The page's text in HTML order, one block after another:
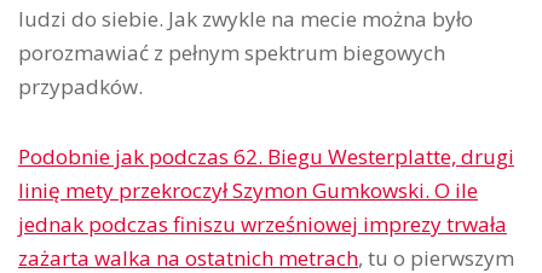
ludzi do siebie. Jak zwykle na mecie można było
porozmawiać z pełnym spektrum biegowych
przypadków.
Podobnie jak podczas 62. Biegu Westerplatte, drugi
linię mety przekroczył Szymon Gumkowski. O ile
jednak podczas finiszu wrześniowej imprezy trwała
zażarta walka na ostatnich metrach, tu o pierwszym